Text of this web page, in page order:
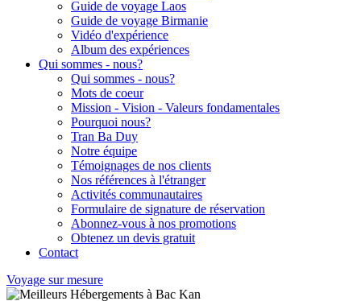
Guide de voyage Laos
Guide de voyage Birmanie
Vidéo d'expérience
Album des expériences
Qui sommes - nous?
Qui sommes - nous?
Mots de coeur
Mission - Vision - Valeurs fondamentales
Pourquoi nous?
Tran Ba Duy
Notre équipe
Témoignages de nos clients
Nos références à l'étranger
Activités communautaires
Formulaire de signature de réservation
Abonnez-vous à nos promotions
Obtenez un devis gratuit
Contact
Voyage sur mesure